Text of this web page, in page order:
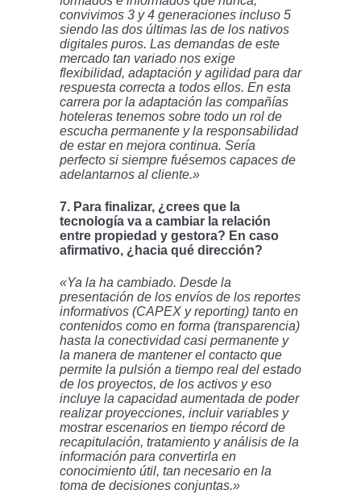
convivimos 3 y 4 generaciones incluso 5
siendo las dos últimas las de los nativos
digitales puros. Las demandas de este
mercado tan variado nos exige
flexibilidad, adaptación y agilidad para dar
respuesta correcta a todos ellos. En esta
carrera por la adaptación las compañías
hoteleras tenemos sobre todo un rol de
escucha permanente y la responsabilidad
de estar en mejora continua. Sería
perfecto si siempre fuésemos capaces de
adelantarnos al cliente.»
7. Para finalizar, ¿crees que la
tecnología va a cambiar la relación
entre propiedad y gestora? En caso
afirmativo, ¿hacia qué dirección?
«Ya la ha cambiado. Desde la
presentación de los envíos de los reportes
informativos (CAPEX y reporting) tanto en
contenidos como en forma (transparencia)
hasta la conectividad casi permanente y
la manera de mantener el contacto que
permite la pulsión a tiempo real del estado
de los proyectos, de los activos y eso
incluye la capacidad aumentada de poder
realizar proyecciones, incluir variables y
mostrar escenarios en tiempo récord de
recapitulación, tratamiento y análisis de la
información para convertirla en
conocimiento útil, tan necesario en la
toma de decisiones conjuntas.»